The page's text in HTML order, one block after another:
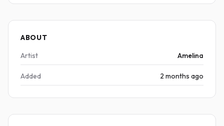
ABOUT
Artist
Amelina
Added 2 months ago